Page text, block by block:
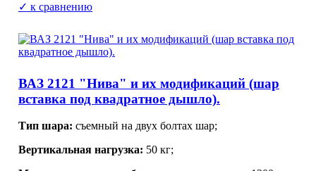
✓ к сравнению
ВАЗ 2121 "Нива" и их модификаций (шар
вставка под квадратное дышло).
Тип шара: съемный на двух болтах шар;
Вертикальная нагрузка: 50 кг;